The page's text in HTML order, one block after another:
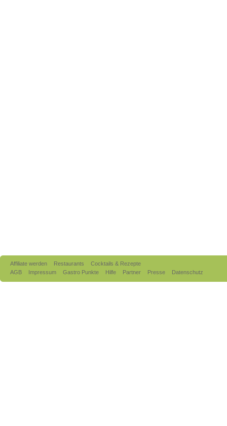
Affiliate werden Restaurants
Cocktails & Rezepte
AGB
Impressum Gastro Punkte Hilfe Partner Presse Datenschutz